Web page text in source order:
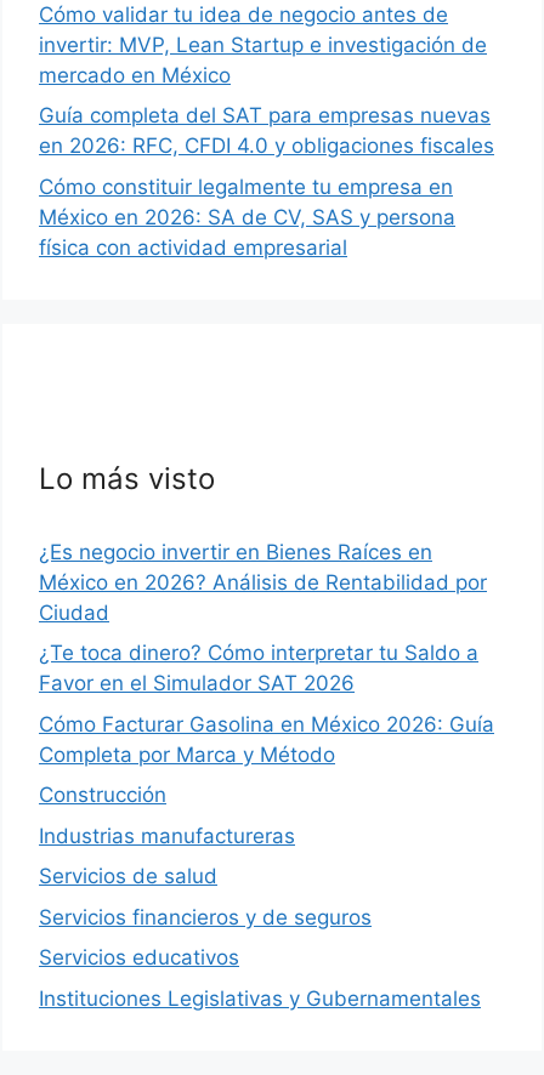
Cómo validar tu idea de negocio antes de
invertir: MVP, Lean Startup e investigación de
mercado en México
Guía completa del SAT para empresas nuevas
en 2026: RFC, CFDI 4.0 y obligaciones fiscales
Cómo constituir legalmente tu empresa en
México en 2026: SA de CV, SAS y persona
física con actividad empresarial
Lo más visto
¿Es negocio invertir en Bienes Raíces en
México en 2026? Análisis de Rentabilidad por
Ciudad
¿Te toca dinero? Cómo interpretar tu Saldo a
Favor en el Simulador SAT 2026
Cómo Facturar Gasolina en México 2026: Guía
Completa por Marca y Método
Construcción
Industrias manufactureras
Servicios de salud
Servicios financieros y de seguros
Servicios educativos
Instituciones Legislativas y Gubernamentales